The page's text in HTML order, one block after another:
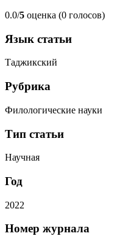
0.0/5 оценка (0 голосов)
Язык статьи
Таджикский
Рубрика
Филологические науки
Тип статьи
Научная
Год
2022
Номер журнала